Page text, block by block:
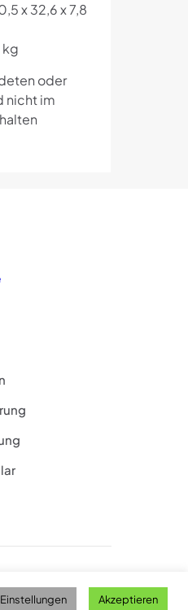
x 32,6 x 7,8
kg
oder
nicht im
Einstellungen Akzeptieren